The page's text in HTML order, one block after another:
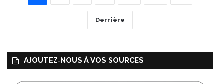
Dernière
AJOUTEZ‑NOUS À VOS SOURCES